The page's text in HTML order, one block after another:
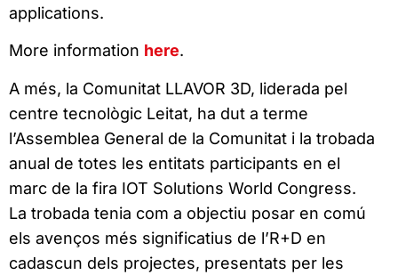
applications.
More information here.
A més, la Comunitat LLAVOR 3D, liderada pel
centre tecnològic Leitat, ha dut a terme
l’Assemblea General de la Comunitat i la trobada
anual de totes les entitats participants en el
marc de la fira IOT Solutions World Congress.
La trobada tenia com a objectiu posar en comú
els avenços més significatius de l’R+D en
cadascun dels projectes, presentats per les